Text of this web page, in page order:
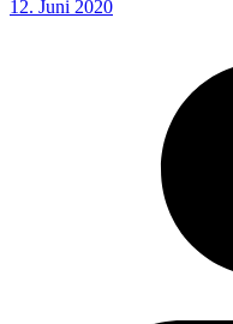
12. Juni 2020